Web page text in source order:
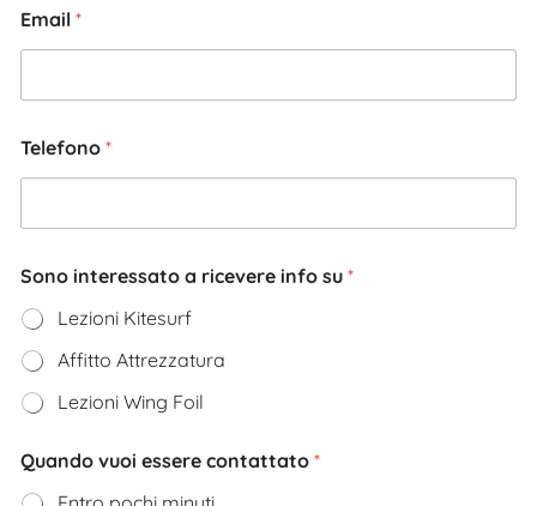
Email *
Telefono *
Sono interessato a ricevere info su *
Lezioni Kitesurf
Affitto Attrezzatura
Lezioni Wing Foil
Quando vuoi essere contattato *